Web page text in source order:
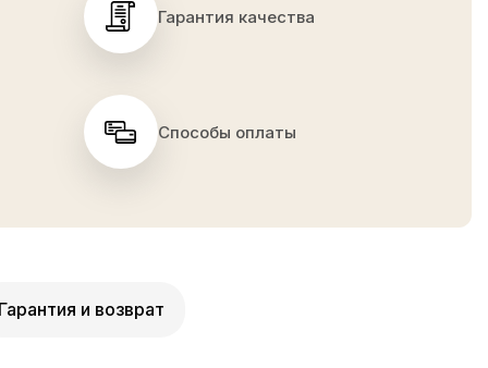
Гарантия качества
Способы оплаты
Гарантия и возврат